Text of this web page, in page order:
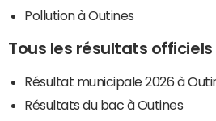
Pollution à Outines
Tous les résultats officiels
Résultat municipale 2026 à
Résultats du bac à Outines